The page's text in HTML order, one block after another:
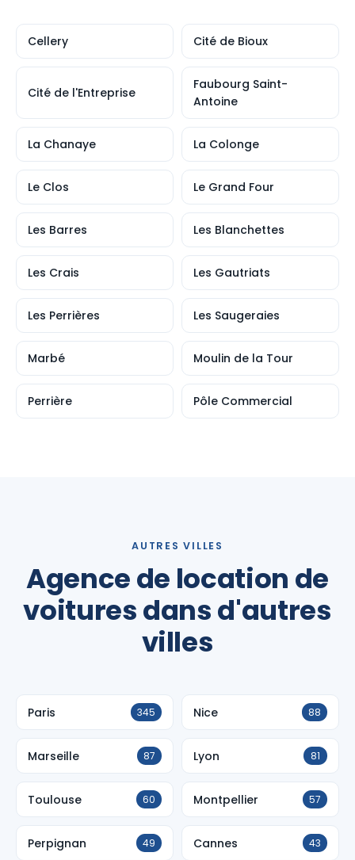
Cellery Cité de Bioux
Cité de l'Entreprise
Faubourg Saint-
Antoine
La Chanaye La Colonge
Le Clos Le Grand Four
Les Barres Les Blanchettes
Les Crais Les Gautriats
Les Perrières Les Saugeraies
Marbé Moulin de la Tour
Perrière Pôle Commercial
AUTRES VILLES
Agence de location de
voitures dans d'autres
villes
Paris 345 Nice 88
Marseille 87 Lyon 81
Toulouse 60 Montpellier 57
Perpignan 49 Cannes 43